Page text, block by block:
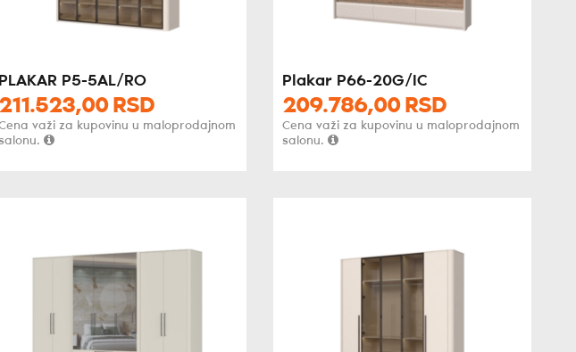
PLAKAR P5-5AL/RO
211.523,00 RSD
važi za kupovinu u maloprodajnom
Plakar P66-20G/IC
209.786,00 RSD
Cena važi za kupovinu u maloprodajnom
salonu.